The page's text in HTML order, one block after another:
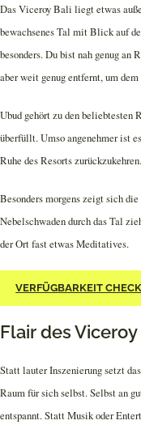
Das Viceroy Bali liegt etwas
bewachsenes Tal mit Blick auf
besonders. Du bist nah genug an
aber weit genug entfernt, um
Ubud gehört zu den
überfüllt. Umso angenehmer ist
Ruhe des Resorts zurückzukehren.
Besonders morgens zeigt sich
Nebelschwaden durch das Tal
der Ort fast etwas Meditatives.
VERFÜGBARKEIT
Flair des Viceroy
Statt lauter Inszenierung setzt
Raum für sich selbst. Selbst an
entspannt. Statt Musik oder